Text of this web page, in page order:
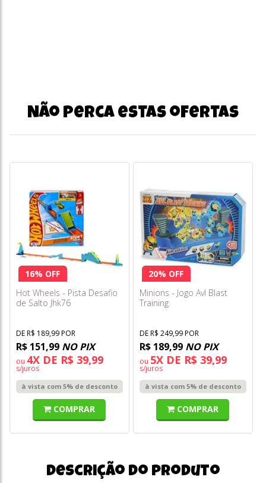
Não perca estas ofertas
16% OFF
Hot Wheels - Pista Desafio
de Salto Jhk76
DE R$ 189,99 POR
R$ 151,99 NO PIX
ou 4X DE R$ 39,99
s/juros
à vista com 5% de desconto
COMPRAR
20% OFF
Minions - Jogo Avl Blast
Training
DE R$ 249,99 POR
R$ 189,99 NO PIX
ou 5X DE R$ 39,99
s/juros
à vista com 5% de desconto
COMPRAR
Descrição do produto